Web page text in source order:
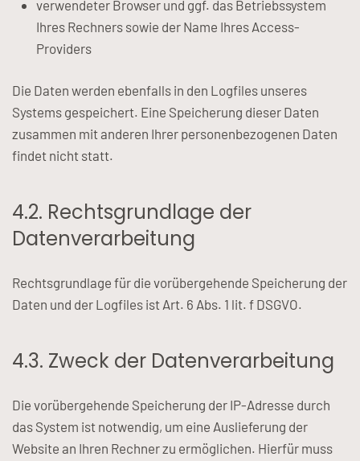
verwendeter Browser und ggf. das Betriebssystem
Ihres Rechners sowie der Name Ihres Access-
Providers
Die Daten werden ebenfalls in den Logfiles unseres
Systems gespeichert. Eine Speicherung dieser Daten
zusammen mit anderen Ihrer personenbezogenen Daten
findet nicht statt.
4.2. Rechtsgrundlage der
Datenverarbeitung
Rechtsgrundlage für die vorübergehende Speicherung der
Daten und der Logfiles ist Art. 6 Abs. 1 lit. f DSGVO.
4.3. Zweck der Datenverarbeitung
Die vorübergehende Speicherung der IP-Adresse durch
das System ist notwendig, um eine Auslieferung der
Website an Ihren Rechner zu ermöglichen. Hierfür muss